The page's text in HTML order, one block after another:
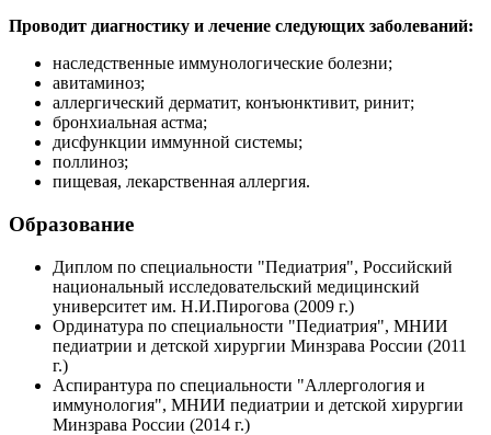
Проводит диагностику и лечение следующих заболеваний:
наследственные иммунологические болезни;
авитаминоз;
аллергический дерматит, конъюнктивит, ринит;
бронхиальная астма;
дисфункции иммунной системы;
поллиноз;
пищевая, лекарственная аллергия.
Образование
Диплом по специальности "Педиатрия", Российский
национальный исследовательский медицинский
университет им. Н.И.Пирогова (2009 г.)
Ординатура по специальности "Педиатрия", МНИИ
педиатрии и детской хирургии Минзрава России (2011
г.)
Аспирантура по специальности "Аллергология и
иммунология", МНИИ педиатрии и детской хирургии
Минзрава России (2014 г.)